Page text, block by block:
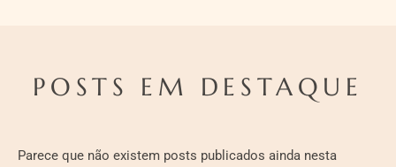
POSTS EM DESTAQUE
Parece que não existem posts publicados ainda nesta